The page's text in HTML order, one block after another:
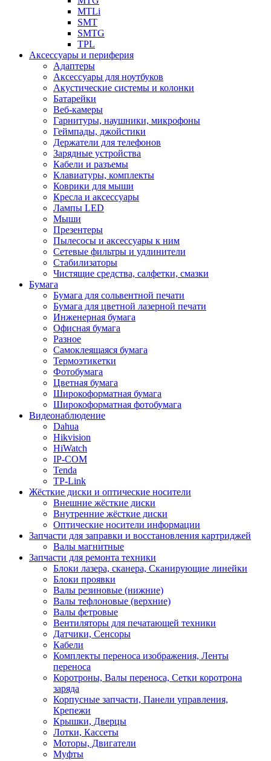
MTLi
SMT
SMTG
TPL
Аксессуары и периферия
Адаптеры
Аксессуары для ноутбуков
Акустические системы и колонки
Батарейки
Веб-камеры
Гарнитуры, наушники, микрофоны
Геймпады, джойстики
Держатели для телефонов
Зарядные устройства
Кабели и разъемы
Клавиатуры, комплекты
Коврики для мыши
Кресла и аксессуары
Лампы LED
Мыши
Презентеры
Пылесосы и аксессуары к ним
Сетевые фильтры и удлинители
Стабилизаторы
Чистящие средства, салфетки, смазки
Бумага
Бумага для сольвентной печати
Бумага для цветной лазерной печати
Инженерная бумага
Офисная бумага
Разное
Самоклеящаяся бумага
Термоэтикетки
Фотобумага
Цветная бумага
Широкоформатная бумага
Широкоформатная фотобумага
Видеонаблюдение
Dahua
Hikvision
HiWatch
IP-COM
Tenda
TP-Link
Жёсткие диски и оптические носители
Внешние жёсткие диски
Внутренние жёсткие диски
Оптические носители информации
Запчасти для заправки и восстановления картриджей
Валы магнитные
Запчасти для ремонта техники
Блоки лазера, сканера, Сканирующие линейки
Блоки проявки
Валы резиновые (нижние)
Валы тефлоновые (верхние)
Валы фетровые
Вентиляторы для печатающей техники
Датчики, Сенсоры
Кабели
Комплекты переноса изображения, Ленты
переноса
Коротроны, Валы переноса, Сетки коротрона
заряда
Корпусные запчасти, Панели управления,
Крепежи
Крышки, Дверцы
Лотки, Кассеты
Моторы, Двигатели
Муфты